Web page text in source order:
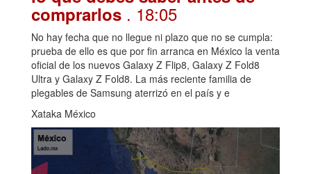
comprarlos . 18:05
No hay fecha que no llegue ni plazo que no se cumpla:
prueba de ello es que por fin arranca en México la venta
oficial de los nuevos Galaxy Z Flip8, Galaxy Z Fold8
Ultra y Galaxy Z Fold8. La más reciente familia de
plegables de Samsung aterrizó en el país y e
Xataka México